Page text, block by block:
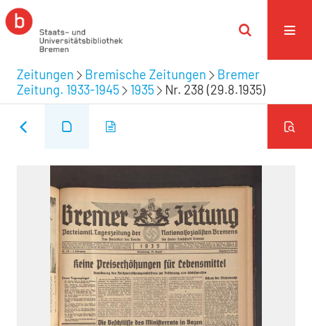
Zeitungen Bremische Zeitungen
Bremer
Zeitung. 1933-1945
1935 Nr. 238 (29.8.1935)